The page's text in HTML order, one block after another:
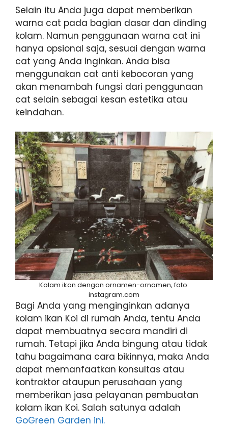
Selain itu Anda juga dapat memberikan
warna cat pada bagian dasar dan dinding
kolam. Namun penggunaan warna cat ini
hanya opsional saja, sesuai dengan warna
cat yang Anda inginkan. Anda bisa
menggunakan cat anti kebocoran yang
akan menambah fungsi dari penggunaan
cat selain sebagai kesan estetika atau
keindahan.
Kolam ikan dengan ornamen-ornamen, foto:
instagram.com
Bagi Anda yang menginginkan adanya
kolam ikan Koi di rumah Anda, tentu Anda
dapat membuatnya secara mandiri di
rumah. Tetapi jika Anda bingung atau tidak
tahu bagaimana cara bikinnya, maka Anda
dapat memanfaatkan konsultas atau
kontraktor ataupun perusahaan yang
memberikan jasa pelayanan pembuatan
kolam ikan Koi. Salah satunya adalah
GoGreen Garden ini.